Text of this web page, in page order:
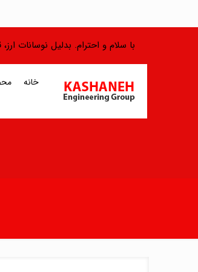
با سلام و احترام. بدلیل نوسانات
خانه